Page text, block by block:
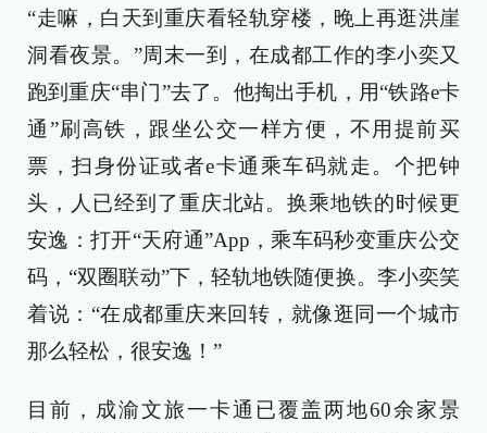
“走嘛，白天到重庆看轻轨穿楼，晚上再逛洪崖
洞看夜景。”周末一到，在成都工作的李小奕又
跑到重庆“串门”去了。他掏出手机，用“铁路e卡
通”刷高铁，跟坐公交一样方便，不用提前买
票，扫身份证或者e卡通乘车码就走。个把钟
头，人已经到了重庆北站。换乘地铁的时候更
安逸：打开“天府通”App，乘车码秒变重庆公交
码，“双圈联动”下，轻轨地铁随便换。李小奕笑
着说：“在成都重庆来回转，就像逛同一个城市
那么轻松，很安逸！”
目前，成渝文旅一卡通已覆盖两地60余家景